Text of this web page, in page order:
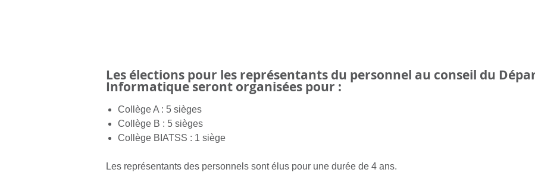
Les élections pour les représentants du personnel au conseil du
Informatique seront organisées pour :
Collège A : 5 sièges
Collège B : 5 sièges
Collège BIATSS : 1 siège
Les représentants des personnels sont élus pour une durée de 4 ans.